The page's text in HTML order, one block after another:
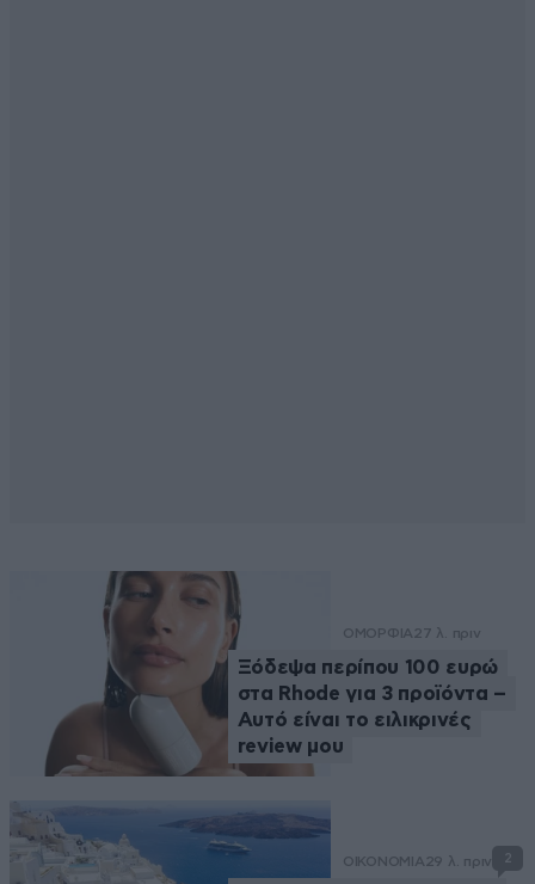
ΟΜΟΡΦΙΑ 27 λ. πριν
Ξόδεψα περίπου 100 ευρώ
στα Rhode για 3 προϊόντα –
Αυτό είναι το ειλικρινές
review μου
ΟΙΚΟΝΟΜΙΑ29 λ. πριν 2